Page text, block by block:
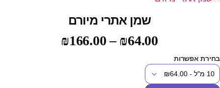
שמן אתרי מיורם
₪64.00
–
₪166.00
אפשרות